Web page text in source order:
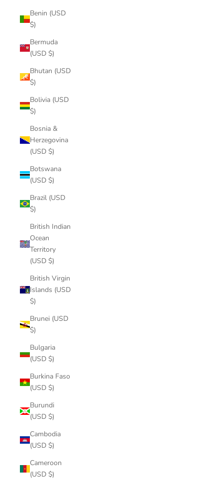
Benin (USD
$)
Bermuda
(USD $)
Bhutan (USD
$)
Bolivia (USD
$)
Bosnia &
Herzegovina
(USD $)
Botswana
(USD $)
Brazil (USD
$)
British Indian
Ocean
Territory
(USD $)
British Virgin
Islands (USD
$)
Brunei (USD
$)
Bulgaria
(USD $)
Burkina Faso
(USD $)
Burundi
(USD $)
Cambodia
(USD $)
Cameroon
(USD $)